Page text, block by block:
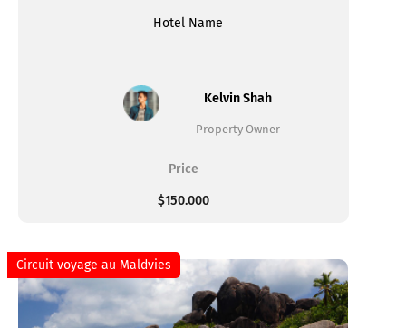
Hotel Name
Kelvin Shah
Property Owner
Price
$150.000
Circuit voyage au Maldvies